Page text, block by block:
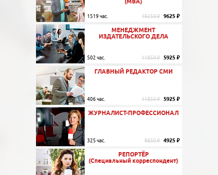
(MBA)
1519 час. 19250 ₽ 9625 ₽
МЕНЕДЖМЕНТ
ИЗДАТЕЛЬСКОГО ДЕЛА
502 час. 11850 ₽ 5925 ₽
ГЛАВНЫЙ РЕДАКТОР СМИ
406 час. 11850 ₽ 5925 ₽
ЖУРНАЛИСТ-ПРОФЕССИОНАЛ
325 час. 9850 ₽ 4925 ₽
РЕПОРТЁР
(Специальный корреспондент)